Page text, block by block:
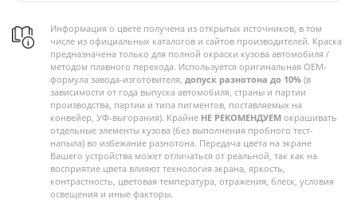
Информация о цвете получена из открытых источников, в том
числе из официальных каталогов и сайтов производителей. Краска
предназначена только для полной окраски кузова автомобиля /
методом плавного перехода. Используется оригинальная OEM-
формула завода-изготовителя, допуск разнотона до 10% (в
зависимости от года выпуска автомобиля, страны и партии
производства, партии и типа пигментов, поставляемых на
конвейер, УФ-выгорания). Крайне НЕ РЕКОМЕНДУЕМ окрашивать
отдельные элементы кузова (без выполнения пробного тест-
напыла) во избежание разнотона. Передача цвета на экране
Вашего устройства может отличаться от реальной, так как на
восприятие цвета влияют технология экрана, яркость,
контрастность, цветовая температура, отражения, блеск, условия
освещения и иные факторы.